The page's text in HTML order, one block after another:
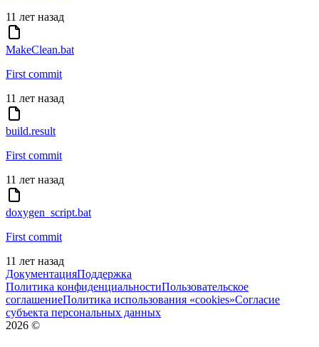
11 лет назад
MakeClean.bat
First commit
11 лет назад
build.result
First commit
11 лет назад
doxygen_script.bat
First commit
11 лет назад
ДокументацияПоддержка
Политика конфиденциальностиПользовательское
соглашениеПолитика использования «cookies»Согласие
субъекта персональных данных
2026 ©